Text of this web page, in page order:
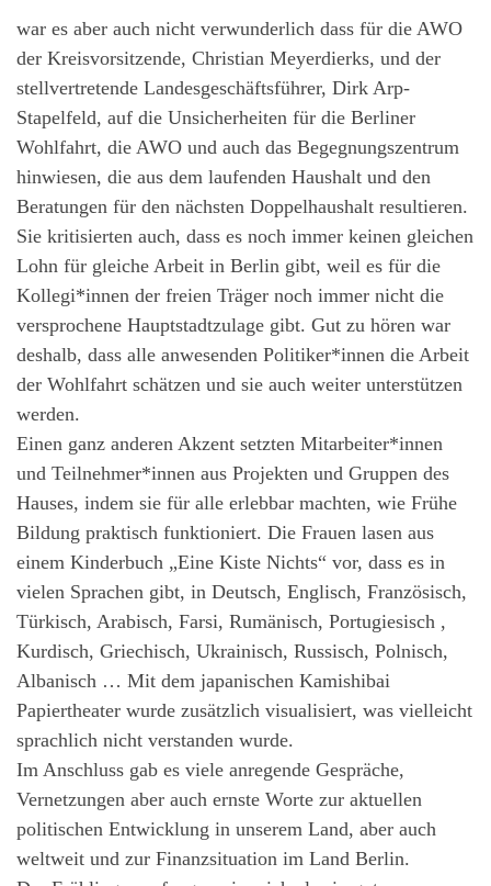
war es aber auch nicht verwunderlich dass für die AWO
der Kreisvorsitzende, Christian Meyerdierks, und der
stellvertretende Landesgeschäftsführer, Dirk Arp-
Stapelfeld, auf die Unsicherheiten für die Berliner
Wohlfahrt, die AWO und auch das Begegnungszentrum
hinwiesen, die aus dem laufenden Haushalt und den
Beratungen für den nächsten Doppelhaushalt resultieren.
Sie kritisierten auch, dass es noch immer keinen gleichen
Lohn für gleiche Arbeit in Berlin gibt, weil es für die
Kollegi*innen der freien Träger noch immer nicht die
versprochene Hauptstadtzulage gibt. Gut zu hören war
deshalb, dass alle anwesenden Politiker*innen die Arbeit
der Wohlfahrt schätzen und sie auch weiter unterstützen
werden.
Einen ganz anderen Akzent setzten Mitarbeiter*innen
und Teilnehmer*innen aus Projekten und Gruppen des
Hauses, indem sie für alle erlebbar machten, wie Frühe
Bildung praktisch funktioniert. Die Frauen lasen aus
einem Kinderbuch „Eine Kiste Nichts“ vor, dass es in
vielen Sprachen gibt, in Deutsch, Englisch, Französisch,
Türkisch, Arabisch, Farsi, Rumänisch, Portugiesisch ,
Kurdisch, Griechisch, Ukrainisch, Russisch, Polnisch,
Albanisch … Mit dem japanischen Kamishibai
Papiertheater wurde zusätzlich visualisiert, was vielleicht
sprachlich nicht verstanden wurde.
Im Anschluss gab es viele anregende Gespräche,
Vernetzungen aber auch ernste Worte zur aktuellen
politischen Entwicklung in unserem Land, aber auch
weltweit und zur Finanzsituation im Land Berlin.